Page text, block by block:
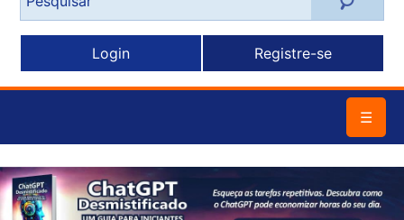
Login Registre-se
☰